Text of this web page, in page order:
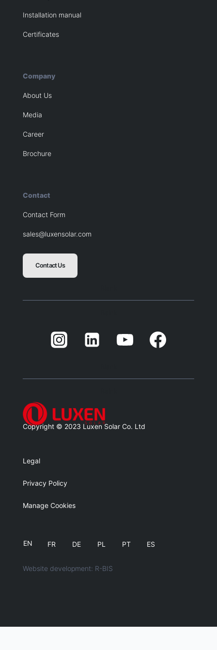
Installation manual
Certificates
Company
About Us
Media
Career
Brochure
Contact
Contact Form
sales@luxensolar.com
Contact Us
Copyright © 2023 Luxen Solar Co. Ltd
Legal
Privacy Policy
Manage Cookies
EN FR DE PL PT ES
Website development: R-BIS